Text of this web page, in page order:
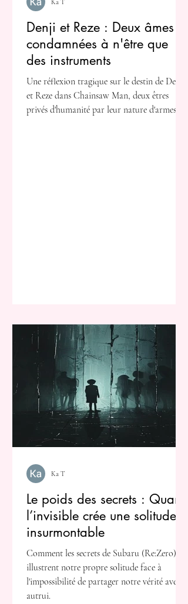
Denji et Reze : Deux âmes
condamnées à n'être que
des instruments
Une réflexion tragique sur le destin de Denji
et Reze dans Chainsaw Man, deux êtres
privés d'humanité par leur nature d'armes.
Ka T
Le poids des secrets : Quand
l’invisible crée une solitude
insurmontable
Comment les secrets de Subaru (Re:Zero)
illustrent notre propre solitude face à
l'impossibilité de partager notre vérité avec
autrui.
Ka T